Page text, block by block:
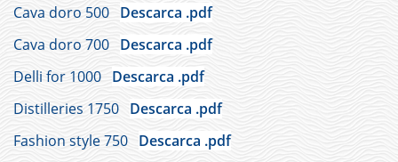
Cava doro 500 Descarca .pdf
Cava doro 700 Descarca .pdf
Delli for 1000 Descarca .pdf
Distilleries 1750 Descarca .pdf
Fashion style 750 Descarca .pdf